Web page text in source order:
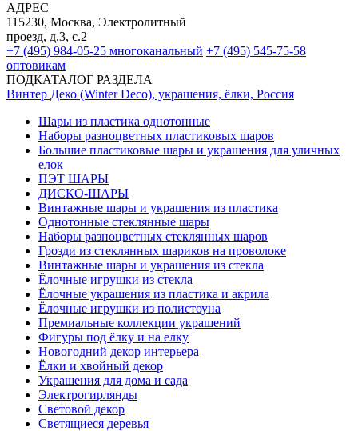
АДРЕС
115230, Москва, Электролитный
проезд, д.3, с.2
+7 (495) 984-05-25 многоканальный +7 (495) 545-75-58
оптовикам
ПОДКАТАЛОГ РАЗДЕЛА
Винтер Деко (Winter Deco), украшения, ёлки, Россия
Шары из пластика однотонные
Наборы разноцветных пластиковых шаров
Большие пластиковые шары и украшения для уличных
елок
ПЭТ ШАРЫ
ДИСКО-ШАРЫ
Винтажные шары и украшения из пластика
Однотонные стеклянные шары
Наборы разноцветных стеклянных шаров
Грозди из стеклянных шариков на проволоке
Винтажные шары и украшения из стекла
Ёлочные игрушки из стекла
Ёлочные украшения из пластика и акрила
Ёлочные игрушки из полистоуна
Премиальные коллекции украшений
Фигуры под ёлку и на елку
Новогодний декор интерьера
Ёлки и хвойный декор
Украшения для дома и сада
Электрогирлянды
Световой декор
Светящиеся деревья